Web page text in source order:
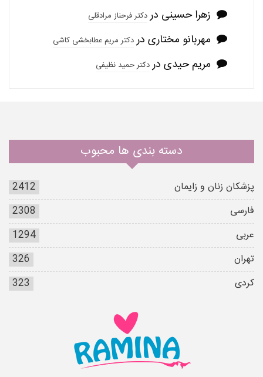
زهرا حسینی دردکتر فرحناز مرادقلی
مهربانو مختاری دردکتر مریم عطابخشی کاشی
مریم حیدی دردکتر حمید نظیفی
دسته بندی ها محبوب
پزشکان زنان و زایمان
2412
فارسی
2308
عربی
1294
تهران
326
کردی
323